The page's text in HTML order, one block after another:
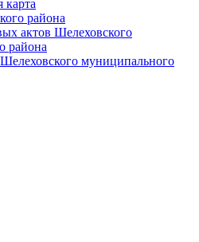
карта
района
актов Шелеховского
района
муниципального